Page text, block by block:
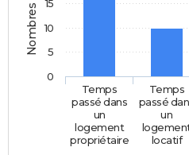
Temps
passé dans
un
logement
propriétaire
Temps
passé
un
locatif
0
5
10
15